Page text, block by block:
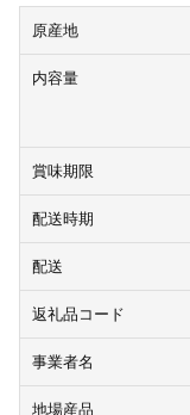
原産地
内容量
賞味期限
配送時期
配送
返礼品コード
事業者名
地場産品